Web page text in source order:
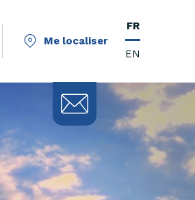
Me localiser
FR
EN